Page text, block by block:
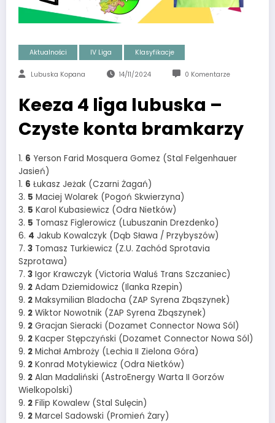
Aktualności IV Liga Klasyfikacje
Lubuska Kopana 14/11/2024 0 Komentarze
Keeza 4 liga lubuska –
Czyste konta bramkarzy
1. 6 Yerson Farid Mosquera Gomez (Stal Felgenhauer
Jasień)
1. 6 Łukasz Jeżak (Czarni Żagań)
3. 5 Maciej Wolarek (Pogoń Skwierzyna)
3. 5 Karol Kubasiewicz (Odra Nietków)
3. 5 Tomasz Figlerowicz (Lubuszanin Drezdenko)
6. 4 Jakub Kowalczyk (Dąb Sława / Przybyszów)
7. 3 Tomasz Turkiewicz (Z.U. Zachód Sprotavia
Szprotawa)
7. 3 Igor Krawczyk (Victoria Waluś Trans Szczaniec)
9. 2 Adam Dziemidowicz (Ilanka Rzepin)
9. 2 Maksymilian Bladocha (ZAP Syrena Zbąszynek)
9. 2 Wiktor Nowotnik (ZAP Syrena Zbąszynek)
9. 2 Gracjan Sieracki (Dozamet Connector Nowa Sól)
9. 2 Kacper Stępczyński (Dozamet Connector Nowa Sól)
9. 2 Michał Ambroży (Lechia II Zielona Góra)
9. 2 Konrad Motykiewicz (Odra Nietków)
9. 2 Alan Madaliński (AstroEnergy Warta II Gorzów
Wielkopolski)
9. 2 Filip Kowalew (Stal Sulęcin)
9. 2 Marcel Sadowski (Promień Żary)